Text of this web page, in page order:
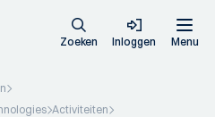
Zoeken Inloggen Menu
Activiteiten